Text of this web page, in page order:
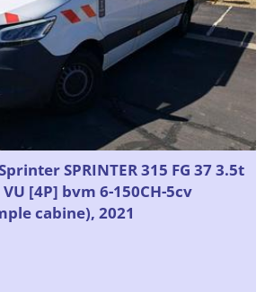
SPRINTER 315 FG 37 3.5t
[4P] bvm 6-150CH-5cv
cabine), 2021